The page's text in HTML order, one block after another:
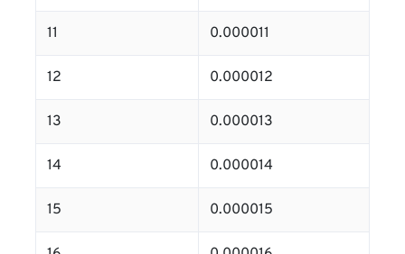
11 0.000011
12 0.000012
13 0.000013
14 0.000014
15 0.000015